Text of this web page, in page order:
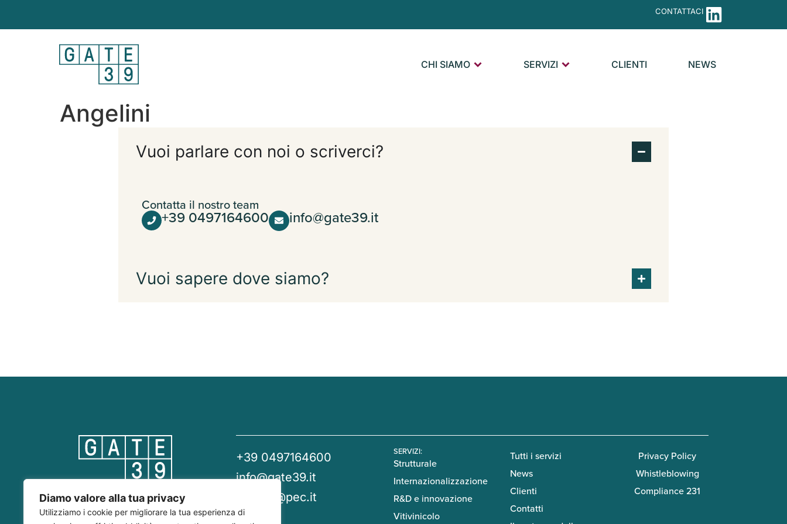
Diamo valore alla tua privacy
Utilizziamo i cookie per migliorare la tua esperienza di
CONTATTACI
CHI SIAMO SERVIZI CLIENTI NEWS
Angelini
Vuoi parlare con noi o scriverci?
Contatta il nostro team
+39 0497164600 info@gate39.it
Vuoi sapere dove siamo?
+39 0497164600
info@gate39.it
gate39@pec.it
SERVIZI:
Strutturale
Internazionalizzazione
R&D e innovazione
Vitivinicolo
Tutti i servizi
News
Clienti
Contatti
Privacy Policy
Whistleblowing
Compliance 231